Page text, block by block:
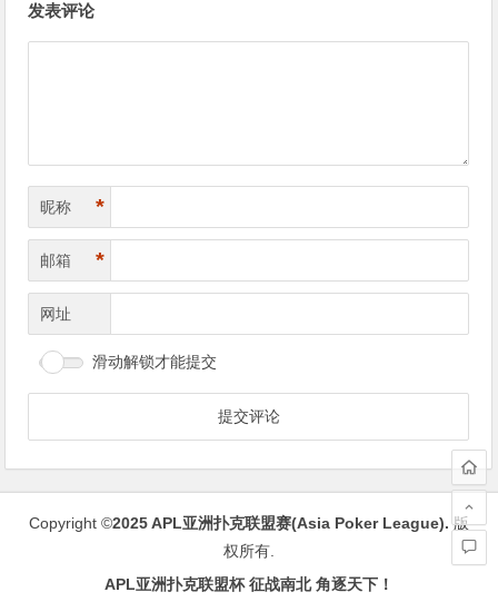
发表评论
昵称 *
邮箱 *
网址
滑动解锁才能提交
Copyright ©2025APL亚洲扑克联盟赛(Asia Poker League).版
权所有.
APL亚洲扑克联盟杯 征战南北 角逐天下！